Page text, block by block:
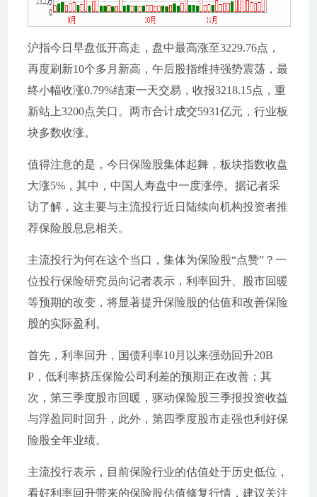
沪指今日早盘低开高走，盘中最高涨至3229.76点，
再度刷新10个多月新高，午后股指维持强势震荡，最
终小幅收涨0.79%结束一天交易，收报3218.15点，重
新站上3200点关口。两市合计成交5931亿元，行业板
块多数收涨。
值得注意的是，今日保险股集体起舞，板块指数收盘
大涨5%，其中，中国人寿盘中一度涨停。据记者采
访了解，这主要与主流投行近日陆续向机构投资者推
荐保险股息息相关。
主流投行为何在这个当口，集体为保险股“点赞”？一
位投行保险研究员向记者表示，利率回升、股市回暖
等预期的改变，将显著提升保险股的估值和改善保险
股的实际盈利。
首先，利率回升，国债利率10月以来强劲回升20B
P，低利率挤压保险公司利差的预期正在改善；其
次，第三季度股市回暖，驱动保险股三季报投资收益
与浮盈同时回升，此外，第四季度股市走强也利好保
险股全年业绩。
主流投行表示，目前保险行业的估值处于历史低位，
看好利率回升带来的保险股估值修复行情，建议关注